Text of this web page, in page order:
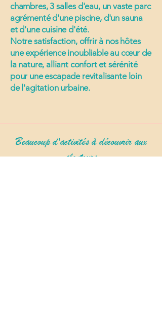
chambres, 3 salles d'eau, un vaste parc
agrémenté d'une piscine, d'un sauna
et d'une cuisine d'été.
Notre satisfaction, offrir à nos hôtes
une expérience inoubliable au cœur de
la nature, alliant confort et sérénité
pour une escapade revitalisante loin
de l'agitation urbaine.
Beaucoup d'activités à découvrir aux
alentours